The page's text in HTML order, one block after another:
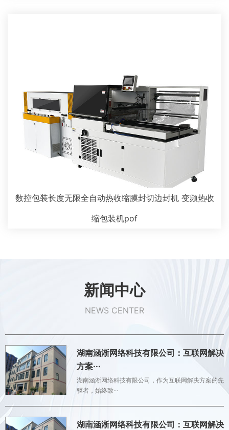
数控包装长度无限全自动热收缩膜封切边封机 变频热收
缩包装机pof
新闻中心
NEWS CENTER
湖南涵淅网络科技有限公司：互联网解决
方案···
湖南涵淅网络科技有限公司，作为互联网解决方案的先
驱者，始终致···
湖南涵淅网络科技有限公司：互联网解决